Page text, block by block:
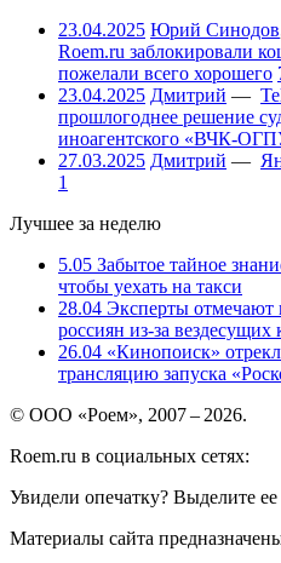
23.04.2025 Юрий Синодов
Roem.ru заблокировали
пожелали всего хорошего
23.04.2025 Дмитрий —
прошлогоднее решение
иноагентского «ВЧК-
27.03.2025 Дмитрий —
1
Лучшее за неделю
5.05 Забытое тайное
чтобы уехать на такси
28.04 Эксперты отмечают
россиян из-за
26.04 «Кинопоиск»
трансляцию запуска
© ООО «Роем», 2007 – 2026.
Roem.ru в социальных сетях:
Увидели опечатку? Выделите
Материалы сайта